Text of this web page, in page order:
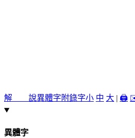
解 說異體字 附錄字小 中 大 | 🖨️
異體字